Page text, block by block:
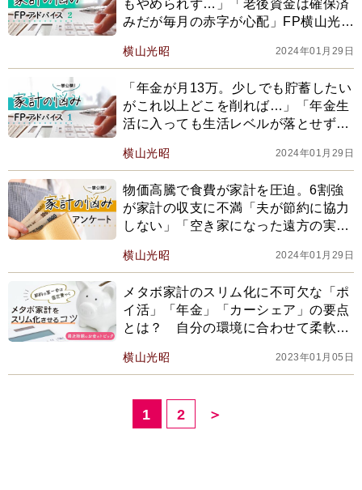
もやめられず…」「老後資金は確保済
みだが毎月の赤字が心配」FP横山光昭
横山光昭 2024年01月29日
「年金が月13万。少しでも貯蓄したい
がこれ以上どこを削れば…」「年金生
活に入っても生活レベルが落とせず大
横山光昭 2024年01月29日
物価高騰で食費が家計を圧迫。6割強
が家計の収支に不満「夫が節約に協力
しない」「空き家になった遠方の実家
ート】
横山光昭 2024年01月29日
メタボ家計のスリム化に不可欠な「ポ
イ活」「年金」「カーシェア」の要点
とは？ 自分の環境に合わせて柔軟に
横山光昭 2023年01月05日
1 2 ＞